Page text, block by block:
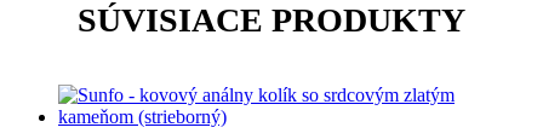
SÚVISIACE PRODUKTY